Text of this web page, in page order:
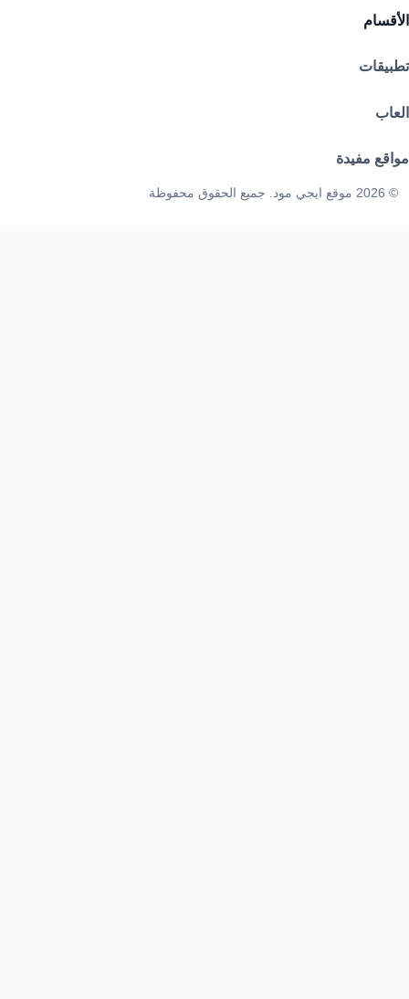
الأقسام
تطبيقات
العاب
مواقع مفيدة
© 2026 موقع ايجي مود. جميع الحقوق محفوظة